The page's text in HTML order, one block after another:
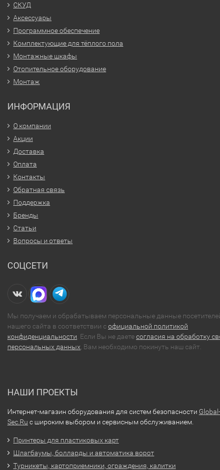
СКУД
Аксессуары
Программное обеспечение
Комплектующие для тёплого пола
Монтажные шкафы
Отопительное оборудование
Монтаж
ИНФОРМАЦИЯ
О компании
Акции
Доставка
Оплата
Контакты
Обратная связь
Поддержка
Бренды
Статьи
Вопросы и ответы
СОЦСЕТИ
Мы получаем и обрабатываем персональные данные
нашего сайта в соответствии софициальной политикой
конфиденциальности . Если Вы не даетесогласия на обработку
персональных данных , Вам необходимо покинуть наш сайт.
НАШИ ПРОЕКТЫ
Интернет-магазин оборудования для систем безопасности Global-
Sec.Ru с широким выбором и сервисным обслуживанием.
Принтеры для пластиковых карт
Шлагбаумы, болларды и автоматика ворот
Турникеты, картоприемники, ограждения, калитки